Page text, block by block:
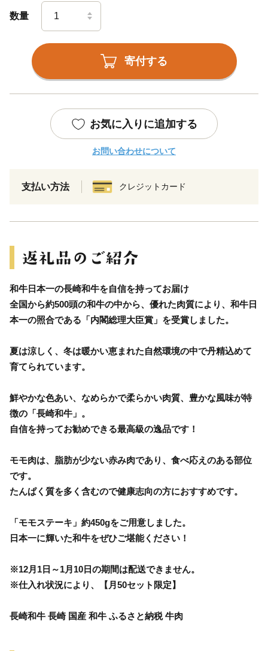
数量
寄付する
お気に入りに追加する
お問い合わせについて
支払い方法 クレジットカード
和牛日本一の長崎和牛を自信を持ってお届け
全国から約500頭の和牛の中から、優れた肉質により、和牛日
本一の照合である「内閣総理大臣賞」を受賞しました。
夏は涼しく、冬は暖かい恵まれた自然環境の中で丹精込めて
育てられています。
鮮やかな色あい、なめらかで柔らかい肉質、豊かな風味が特
徴の「長崎和牛」。
自信を持ってお勧めできる最高級の逸品です！
モモ肉は、脂肪が少ない赤み肉であり、食べ応えのある部位
です。
たんぱく質を多く含むので健康志向の方におすすめです。
「モモステーキ」約450gをご用意しました。
日本一に輝いた和牛をぜひご堪能ください！
※12月1日～1月10日の期間は配送できません。
※仕入れ状況により、【月50セット限定】
長崎和牛 長崎 国産 和牛 ふるさと納税 牛肉